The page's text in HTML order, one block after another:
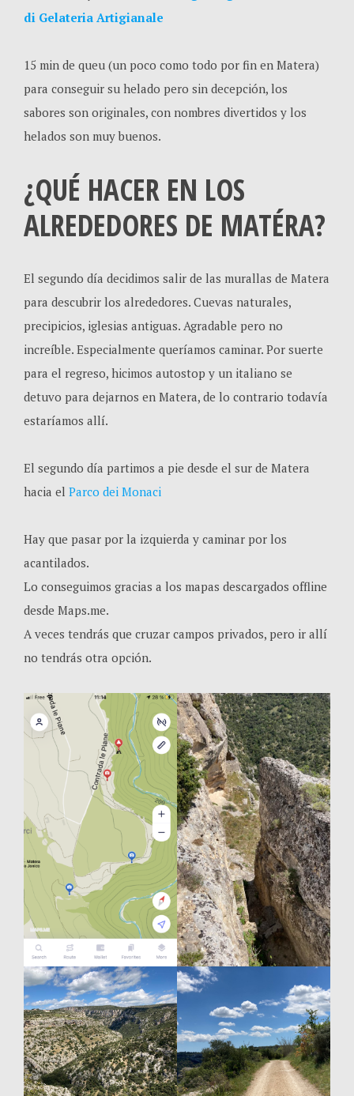
di Gelateria Artigianale
15 min de queu (un poco como todo por fin en Matera)
para conseguir su helado pero sin decepción, los
sabores son originales, con nombres divertidos y los
helados son muy buenos.
¿QUÉ HACER EN LOS
ALREDEDORES DE MATÉRA?
El segundo día decidimos salir de las murallas de Matera
para descubrir los alrededores. Cuevas naturales,
precipicios, iglesias antiguas. Agradable pero no
increíble. Especialmente queríamos caminar. Por suerte
para el regreso, hicimos autostop y un italiano se
detuvo para dejarnos en Matera, de lo contrario todavía
estaríamos allí.
El segundo día partimos a pie desde el sur de Matera
hacia el Parco dei Monaci
Hay que pasar por la izquierda y caminar por los
acantilados.
Lo conseguimos gracias a los mapas descargados offline
desde Maps.me.
A veces tendrás que cruzar campos privados, pero ir allí
no tendrás otra opción.